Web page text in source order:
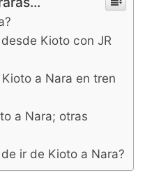
Kioto con JR
a Nara en tren
a Nara; otras
ir de Kioto a Nara?